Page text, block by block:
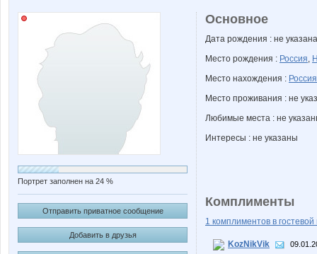
Портрет заполнен на 24 %
Отправить приватное сообщение
Добавить в друзья
Основное
Дата рождения : не указана
Место рождения : Россия,
Место нахождения : Россия
Место проживания : не
Любимые места : не
Интересы : не указаны
Комплименты
1 комплиментов в гостевой
KozNikVik